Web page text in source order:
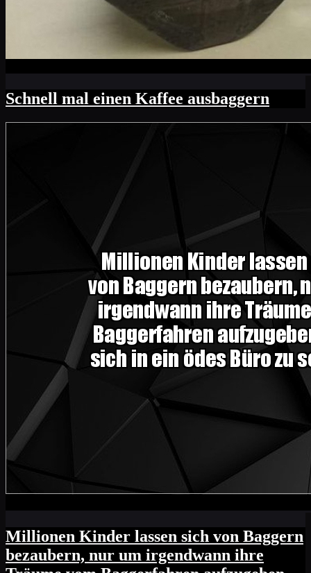
Schnell mal einen Kaffee ausbaggern
Millionen Kinder lassen sich von Baggern
bezaubern, nur um irgendwann ihre